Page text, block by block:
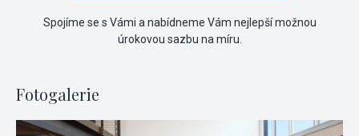
Spojíme se s Vámi a nabídneme Vám nejlepší možnou
úrokovou sazbu na míru.
Fotogalerie